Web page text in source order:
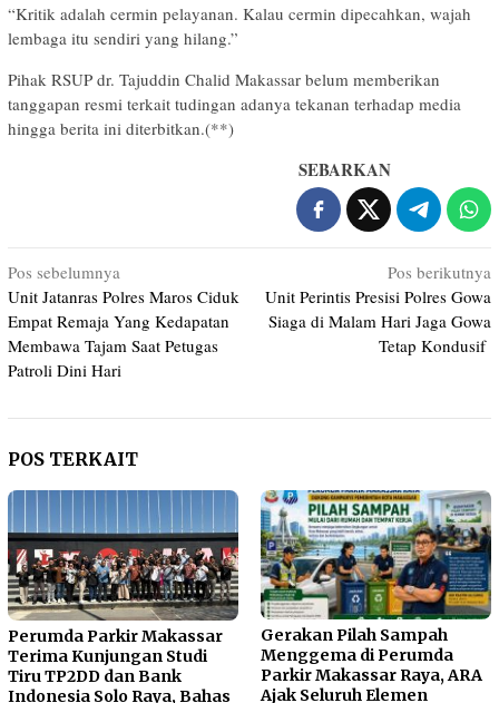
“Kritik adalah cermin pelayanan. Kalau cermin dipecahkan, wajah
lembaga itu sendiri yang hilang.”
Pihak RSUP dr. Tajuddin Chalid Makassar belum memberikan
tanggapan resmi terkait tudingan adanya tekanan terhadap media
hingga berita ini diterbitkan.(**)
SEBARKAN
Navigasi
pos
Pos sebelumnya
Unit Jatanras Polres Maros Ciduk
Empat Remaja Yang Kedapatan
Membawa Tajam Saat Petugas
Patroli Dini Hari
Pos berikutnya
Unit Perintis Presisi Polres Gowa
Siaga di Malam Hari Jaga Gowa
Tetap Kondusif
POS TERKAIT
Perumda Parkir Makassar
Terima Kunjungan Studi
Tiru TP2DD dan Bank
Indonesia Solo Raya, Bahas
Gerakan Pilah Sampah
Menggema di Perumda
Parkir Makassar Raya, ARA
Ajak Seluruh Elemen